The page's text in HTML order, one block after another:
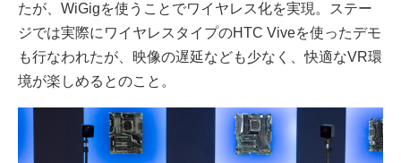
たが、WiGigを使うことでワイヤレス化を実現。ステー
ジでは実際にワイヤレスタイプのHTC Viveを使ったデモ
も行なわれたが、映像の遅延なども少なく、快適なVR環
境が楽しめるとのこと。